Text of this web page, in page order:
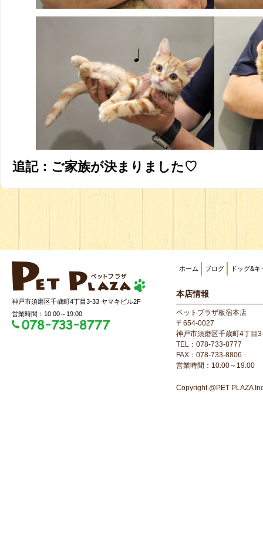
追記：ご家族が決まりました♡
神戸市須磨区千歳町4丁目3-33 ヤマキビル2F
営業時間：10:00～19:00
ホーム ブログ ドッグ&キ
本店情報
ペットプラザ板宿本店
〒654-0027
神戸市須磨区千歳町4丁目
TEL：078-733-8777
FAX：078-733-8806
営業時間：10:00～19:00
Copyright.@PET PLAZA